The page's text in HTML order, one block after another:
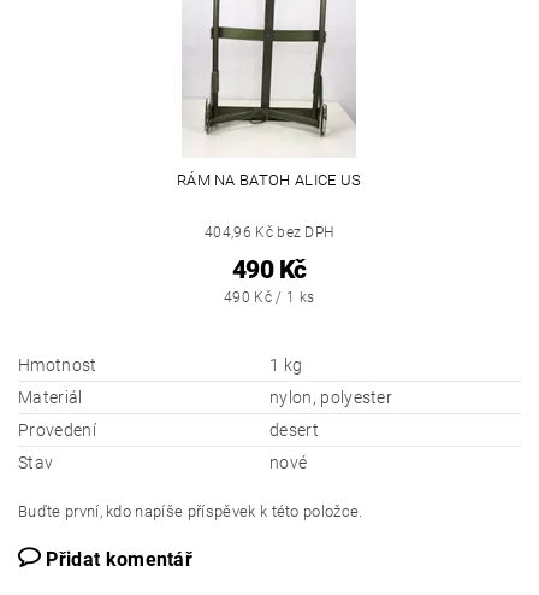
RÁM NA BATOH ALICE US
404,96 Kč bez DPH
490 Kč
490 Kč / 1 ks
Hmotnost
1 kg
Materiál
nylon, polyester
Provedení
desert
Stav
nové
Buďte první, kdo napíše příspěvek k této položce.
Přidat komentář